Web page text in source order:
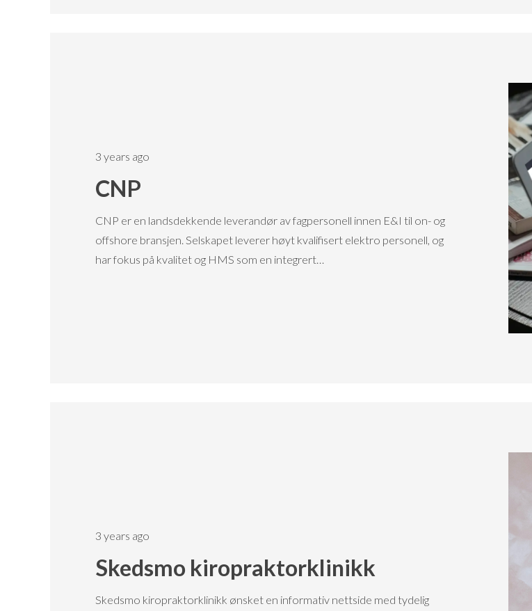
3 years ago
CNP
CNP er en landsdekkende leverandør av fagpersonell innen E&I til on- og
offshore bransjen. Selskapet leverer høyt kvalifisert elektro personell, og
har fokus på kvalitet og HMS som en integrert…
3 years ago
Skedsmo kiropraktorklinikk
Skedsmo kiropraktorklinikk ønsket en informativ nettside med tydelig